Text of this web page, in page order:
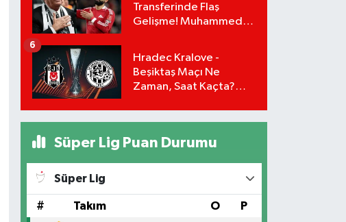
Transferinde Flaş
Gelişme! Muhammed
Hradec Kralove -
Beşiktaş Maçı Ne
Zaman, Saat Kaçta?
6
Süper Lig Puan Durumu
Süper Lig
# Takım O P